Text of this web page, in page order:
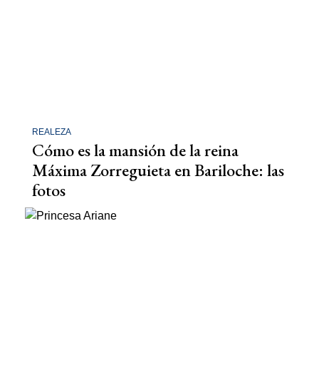
REALEZA
Cómo es la mansión de la reina
Máxima Zorreguieta en Bariloche: las
fotos